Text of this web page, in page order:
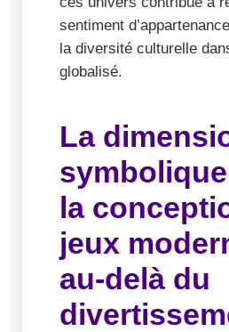
sentiment
la diversité culturelle
globalisé.
La
la
jeux
au-delà du